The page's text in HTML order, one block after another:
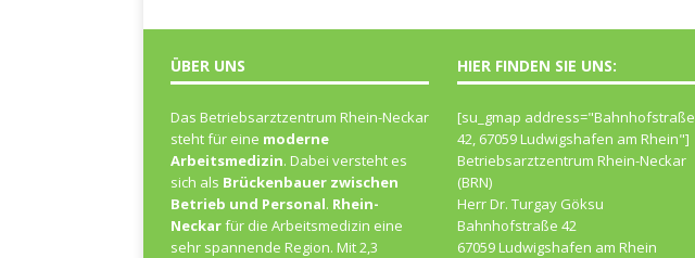
ÜBER UNS
Das Betriebsarztzentrum Rhein-Neckar
steht für eine moderne
Arbeitsmedizin. Dabei versteht es
sich als Brückenbauer zwischen
Betrieb und Personal. Rhein-
Neckarfür die Arbeitsmedizin eine
sehr spannende Region. Mit 2,3
HIER FINDEN SIE UNS:
[su_gmap address="Bahn­hof­straße
42, 67059 Lud­wigs­ha­fen am Rhein"]
Betriebsarztzentrum Rhein-Neckar
(BRN)
Herr Dr. Turgay Göksu
Bahnhofstraße 42
67059 Ludwigshafen am Rhein